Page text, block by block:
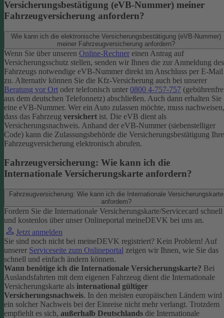
Versicherungsbestätigung (eVB-Nummer) meiner
Fahrzeugversicherung anfordern?
Wie kann ich die elektronische Versicherungsbestätigung (eVB-Nummer)
meiner Fahrzeugversicherung anfordern?
Wenn Sie über unseren Online-Rechner einen Antrag auf
Versicherungsschutz stellen, senden wir Ihnen die zur Anmeldung des
Fahrzeugs notwendige eVB-​Nummer direkt im Anschluss per E-Mail
zu. Alternativ können Sie die Kfz-​Versicherung auch bei unserer
Beratung vor Ort oder telefonisch unter 0800 4-​757-757
aus dem deutschen Telefonnetz) abschließen. Auch dann erhalten Sie
eine eVB-Nummer. Wer ein Auto zulassen möchte, muss nachweisen,
dass das Fahrzeug versichert ist. Die eVB dient als
Versicherungsnachweis. Anhand der eVB-Nummer (siebenstelliger
Code) kann die Zulassungsbehörde die Versicherungsbestätigung
Fahrzeugversicherung elektronisch abrufen.
Fahrzeugversicherung: Wie kann ich die
Internationale Versicherungskarte anfordern?
Fahrzeugversicherung: Wie kann ich die Internationale Versicherungskarte
anfordern?
Fordern Sie die Internationale Versicherungskarte/Servicecard schnell
und kostenlos über unser Onlineportal meineDEVK bei uns an.
Jetzt anmelden
Sie sind noch nicht bei meineDEVK registriert? Kein Problem! Auf
unserer Serviceseite zum Onlineportal zeigen wir Ihnen, wie Sie das
schnell und einfach ändern können.
Wann benötige ich die Internationale Versicherungskarte? Bei
Auslandsfahrten mit dem eigenen Fahrzeug dient die Internationale
Versicherungskarte als international gültiger
Versicherungsnachweis. In den meisten europäischen Ländern wird
ein solcher Nachweis bei der Einreise nicht mehr verlangt. Trotzdem
empfiehlt es sich, außerhalb Deutschlands die Internationale